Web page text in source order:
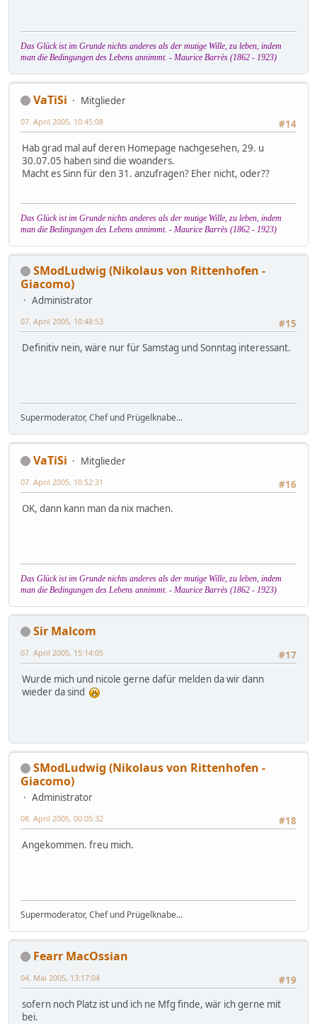
Das Glück ist im Grunde nichts anderes als der mutige Wille, zu leben, indem
man die Bedingungen des Lebens annimmt. - Maurice Barrès (1862 - 1923)
VaTiSi
Mitglieder
#14
07. April 2005, 10:45:08
Hab grad mal auf deren Homepage nachgesehen, 29. u
30.07.05 haben sind die woanders.
Macht es Sinn für den 31. anzufragen? Eher nicht, oder??
Das Glück ist im Grunde nichts anderes als der mutige Wille, zu leben, indem
man die Bedingungen des Lebens annimmt. - Maurice Barrès (1862 - 1923)
SModLudwig (Nikolaus von Rittenhofen -
Giacomo)
Administrator
#15
07. April 2005, 10:48:53
Definitiv nein, wäre nur für Samstag und Sonntag interessant.
Supermoderator, Chef und Prügelknabe...
VaTiSi
Mitglieder
#16
07. April 2005, 10:52:31
OK, dann kann man da nix machen.
Das Glück ist im Grunde nichts anderes als der mutige Wille, zu leben, indem
man die Bedingungen des Lebens annimmt. - Maurice Barrès (1862 - 1923)
Sir Malcom
#17
07. April 2005, 15:14:05
Wurde mich und nicole gerne dafür melden da wir dann
wieder da sind
SModLudwig (Nikolaus von Rittenhofen -
Giacomo)
Administrator
#18
08. April 2005, 00:05:32
Angekommen. freu mich.
Supermoderator, Chef und Prügelknabe...
Fearr MacOssian
#19
04. Mai 2005, 13:17:04
sofern noch Platz ist und ich ne Mfg finde, wär ich gerne mit
bei.